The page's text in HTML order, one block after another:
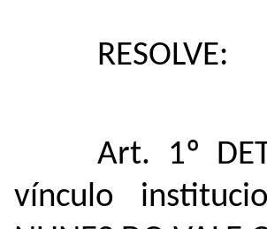
RESOLVE:
Art. 1º
vínculo